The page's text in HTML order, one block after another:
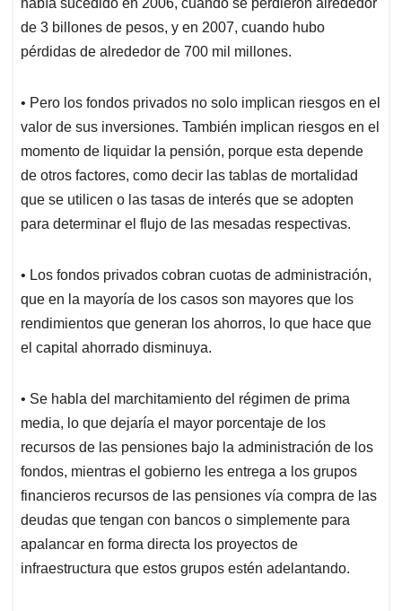
había sucedido en 2006, cuando se perdieron alrededor
de 3 billones de pesos, y en 2007, cuando hubo
pérdidas de alrededor de 700 mil millones.
• Pero los fondos privados no solo implican riesgos en el
valor de sus inversiones. También implican riesgos en el
momento de liquidar la pensión, porque esta depende
de otros factores, como decir las tablas de mortalidad
que se utilicen o las tasas de interés que se adopten
para determinar el flujo de las mesadas respectivas.
• Los fondos privados cobran cuotas de administración,
que en la mayoría de los casos son mayores que los
rendimientos que generan los ahorros, lo que hace que
el capital ahorrado disminuya.
• Se habla del marchitamiento del régimen de prima
media, lo que dejaría el mayor porcentaje de los
recursos de las pensiones bajo la administración de los
fondos, mientras el gobierno les entrega a los grupos
financieros recursos de las pensiones vía compra de las
deudas que tengan con bancos o simplemente para
apalancar en forma directa los proyectos de
infraestructura que estos grupos estén adelantando.